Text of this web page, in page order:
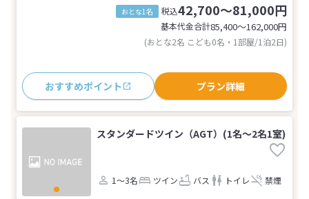
おとな1名 税込42,700～81,000円
基本代金合計85,400〜162,000円
(おとな2名 こども0名・1部屋/1泊2日)
おすすめポイント プラン詳細
スタンダードツイン（AGT）(1名～2名1室)
1～3名 ツイン バス トイレ 禁煙